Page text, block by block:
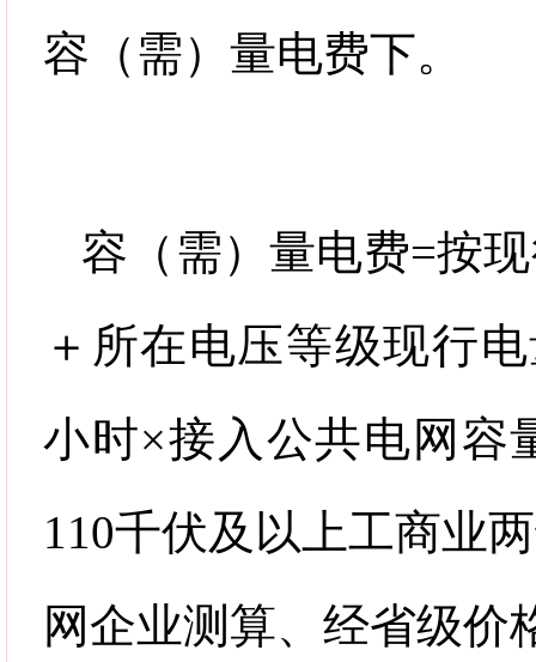
容（需）量电费下。
容（需）量电费=按
＋所在电压等级现行
小时×接入公共电网容
110千伏及以上工商业
网企业测算、经省级价